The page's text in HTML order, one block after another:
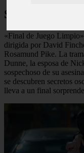
Sinopsis de la
«Final de Juego
dirigida por David
Rosamund Pike. La
Dunne, la esposa de
sospechoso de su
se descubren secretos
lleva a un final